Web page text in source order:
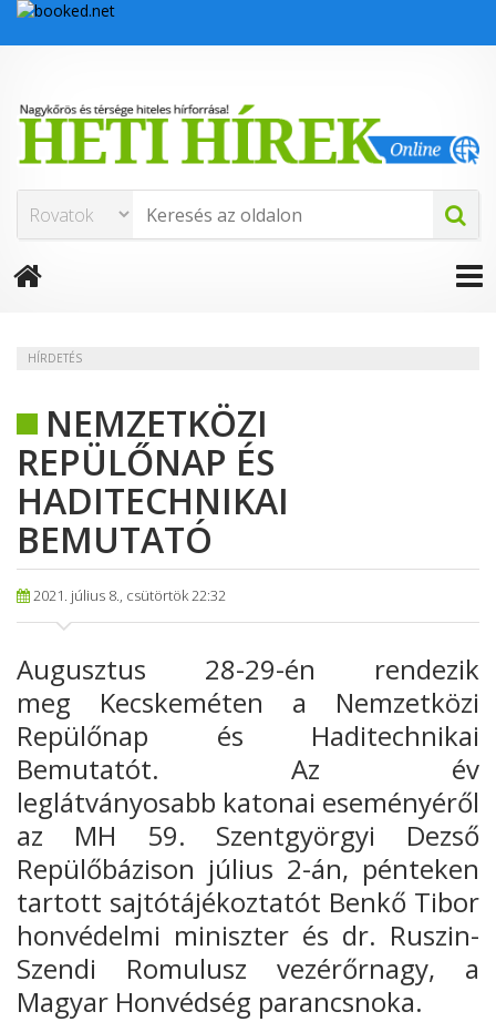
HÍRDETÉS
NEMZETKÖZI
REPÜLŐNAP ÉS
HADITECHNIKAI
BEMUTATÓ
2021. július 8., csütörtök 22:32
Augusztus 28-29-én rendezik
meg Kecskeméten a Nemzetközi
Repülőnap és Haditechnikai
Bemutatót. Az év
leglátványosabb katonai eseményéről
az MH 59. Szentgyörgyi Dezső
Repülőbázison július 2-án, pénteken
tartott sajtótájékoztatót Benkő Tibor
honvédelmi miniszter és dr. Ruszin-
Szendi Romulusz vezérőrnagy, a
Magyar Honvédség parancsnoka.